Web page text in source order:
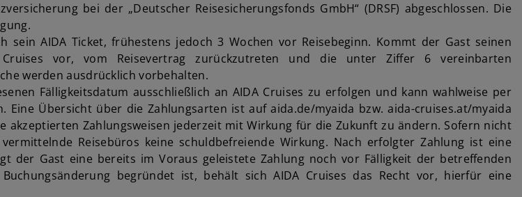
bei der „Deutscher Reisesicherungsfonds GmbH“ (DRSF) abgeschlossen. Die
AIDA Ticket, frühestens jedoch 3 Wochen vor Reisebeginn. Kommt der Gast seinen
vor, vom Reisevertrag zurückzutreten und die unter Ziffer 6 vereinbarten
werden ausdrücklich vorbehalten.
Fälligkeitsdatum ausschließlich an AIDA Cruises zu erfolgen und kann wahlweise per
Übersicht über die Zahlungsarten ist auf aida.de/myaida bzw. aida-cruises.at/myaida
akzeptierten Zahlungsweisen jederzeit mit Wirkung für die Zukunft zu ändern. Sofern nicht
Reisebüros keine schuldbefreiende Wirkung. Nach erfolgter Zahlung ist eine
der Gast eine bereits im Voraus geleistete Zahlung noch vor Fälligkeit der betreffenden
begründet ist, behält sich AIDA Cruises das Recht vor, hierfür eine